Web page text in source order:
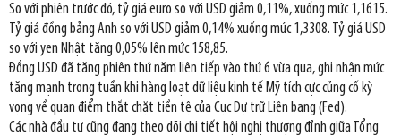
So với phiên trước đó, tỷ giá euro so với USD giảm 0,11%, xuống mức 1,1615.
Tỷ giá đồng bảng Anh so với USD giảm 0,14% xuống mức 1,3308. Tỷ giá USD
so với yen Nhật tăng 0,05% lên mức 158,85.
Đồng USD đã tăng phiên thứ năm liên tiếp vào thứ 6 vừa qua, ghi nhận mức
tăng mạnh trong tuần khi hàng loạt dữ liệu kinh tế Mỹ tích cực củng cố kỳ
vọng về quan điểm thắt chặt tiền tệ của Cục Dự trữ Liên bang (Fed).
Các nhà đầu tư cũng đang theo dõi chi tiết hội nghị thượng đỉnh giữa Tổng